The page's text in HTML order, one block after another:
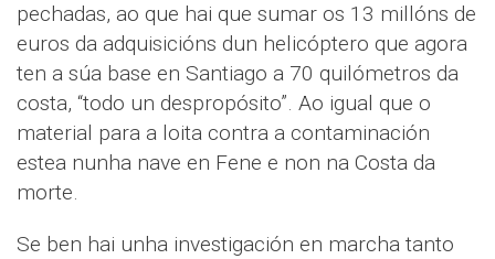
pechadas, ao que hai que sumar os 13 millóns de
euros da adquisicións dun helicóptero que agora
ten a súa base en Santiago a 70 quilómetros da
costa, “todo un despropósito”. Ao igual que o
material para a loita contra a contaminación
estea nunha nave en Fene e non na Costa da
morte.
Se ben hai unha investigación en marcha tanto